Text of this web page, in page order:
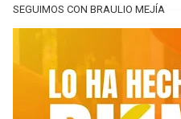
SEGUIMOS CON BRAULIO MEJÍA